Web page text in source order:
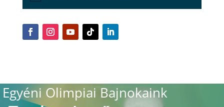
Egyéni Olimpiai Bajnokaink